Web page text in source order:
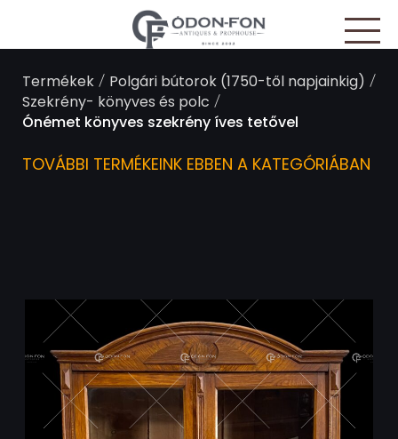
Termékek/ Polgári bútorok (1750-től napjainkig) /
Szekrény- könyves és polc /
Ónémet könyves szekrény íves tetővel
TOVÁBBI TERMÉKEINK EBBEN A KATEGÓRIÁBAN